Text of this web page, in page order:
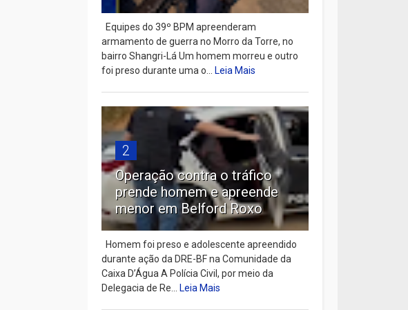
Equipes do 39º BPM apreenderam
armamento de guerra no Morro da Torre, no
bairro Shangri-Lá Um homem morreu e outro
foi preso durante uma o...Leia Mais
2
Operação contra o tráfico
prende homem e apreende
menor em Belford Roxo
Homem foi preso e adolescente apreendido
durante ação da DRE-BF na Comunidade da
Caixa D’Água A Polícia Civil, por meio da
Delegacia de Re...Leia Mais